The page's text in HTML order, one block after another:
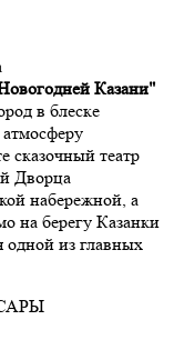
Казани"
в блеске
сказочный театр
Дворца
набережной, а
на берегу Казанки
одной из главных